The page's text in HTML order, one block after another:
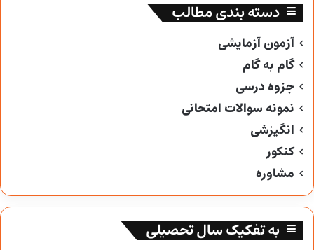
دسته بندی مطالب
آزمون آزمایشی
گام به گام
جزوه درسی
نمونه سوالات امتحانی
انگیزشی
کنکور
مشاوره
به تفکیک سال تحصیلی